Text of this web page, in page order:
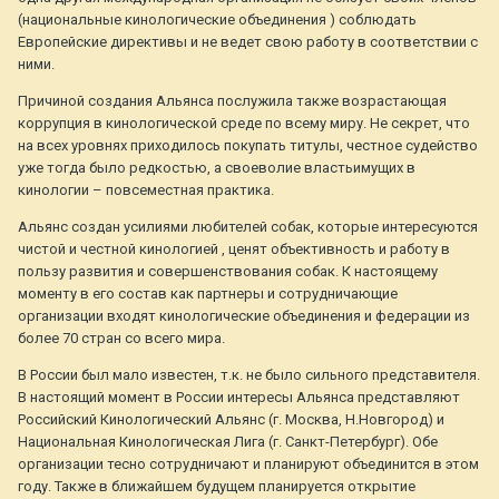
(национальные кинологические объединения ) соблюдать
Европейские директивы и не ведет свою работу в соответствии с
ними.
Причиной создания Альянса послужила также возрастающая
коррупция в кинологической среде по всему миру. Не секрет, что
на всех уровнях приходилось покупать титулы, честное судейство
уже тогда было редкостью, а своеволие властьимущих в
кинологии – повсеместная практика.
Альянс создан усилиями любителей собак, которые интересуются
чистой и честной кинологией , ценят объективность и работу в
пользу развития и совершенствования собак. К настоящему
моменту в его состав как партнеры и сотрудничающие
организации входят кинологические объединения и федерации из
более 70 стран со всего мира.
В России был мало известен, т.к. не было сильного представителя.
В настоящий момент в России интересы Альянса представляют
Российский Кинологический Альянс (г. Москва, Н.Новгород) и
Национальная Кинологическая Лига (г. Санкт-Петербург). Обе
организации тесно сотрудничают и планируют объединится в этом
году. Также в ближайшем будущем планируется открытие